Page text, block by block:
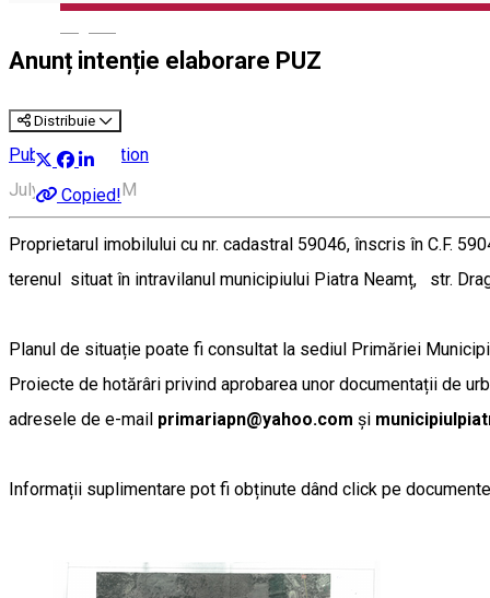
Anunț intenție elaborare PUZ
Distribuie
Copied!
Public Information
July 14, 3:00 PM
Proprietarul imobilului cu nr. cadastral 59046, înscris în C.F.
terenul situat în intravilanul municipiului Piatra Neamț, str.
Planul de situație poate fi consultat la sediul Primăriei
Proiecte de hotărâri privind aprobarea unor documentații de
adresele de e-mail primariapn@yahoo.com și
Informații suplimentare pot fi obținute dând click pe